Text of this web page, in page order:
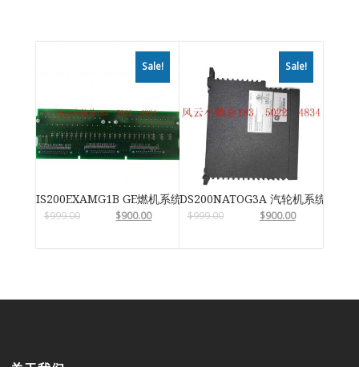
Sale!
IS200EXAMG1B GE燃机系统
$999.00 $900.00
Sale!
DS200NATOG3A 汽轮机系统卡件
$999.00 $900.00